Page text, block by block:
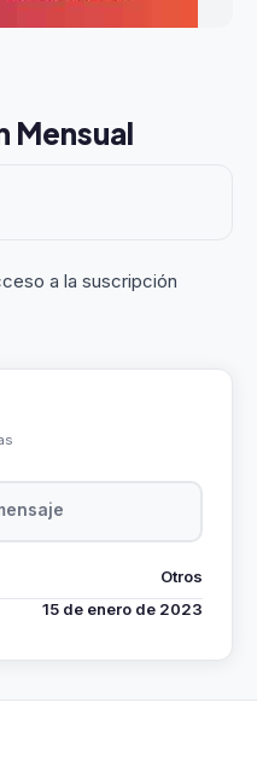
Mensual
a la suscripción
Otros
15 de enero de 2023